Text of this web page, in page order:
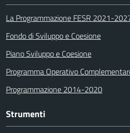
La Programmazione FESR 2021-
Fondo di Sviluppo e Coesione
Piano Sviluppo e Coesione
Programma Operativo
Programmazione 2014-2020
Strumenti